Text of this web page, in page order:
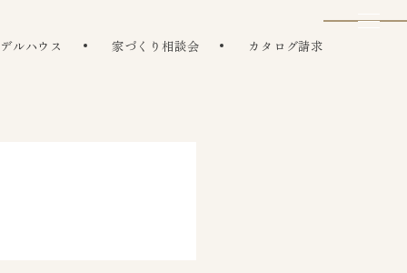
ルハウス 家づくり相談会 カタログ請求